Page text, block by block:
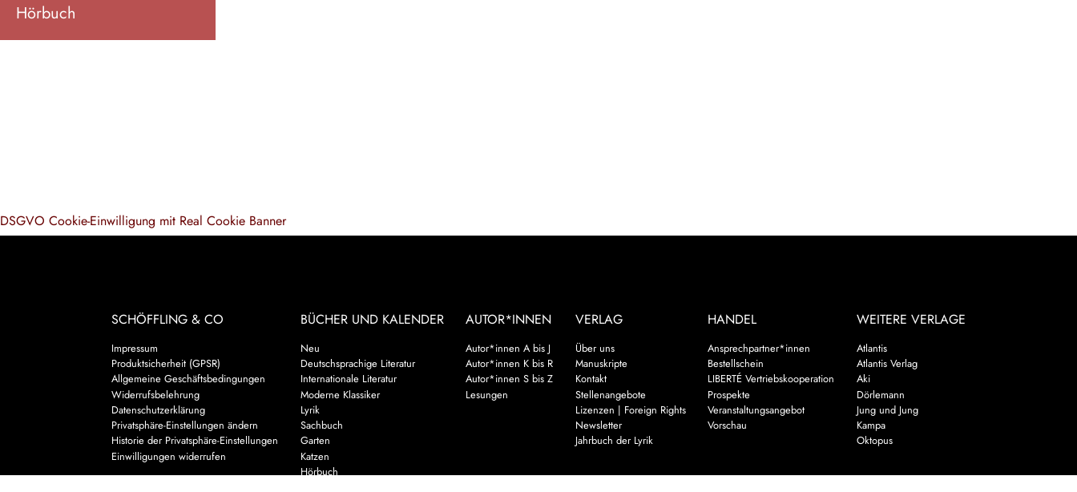
Hörbuch
SCHÖFFLING & CO
Impressum
Produktsicherheit (GPSR)
Allgemeine Geschäftsbedingungen
Widerrufsbelehrung
Datenschutzerklärung
Privatsphäre-Einstellungen ändern
Historie der Privatsphäre-Einstellungen
Einwilligungen widerrufen
BÜCHER UND KALENDER
Neu
Deutschsprachige Literatur
Internationale Literatur
Moderne Klassiker
Lyrik
Sachbuch
Garten
Katzen
Hörbuch
AUTOR*INNEN
Autor*innen A bis J
Autor*innen K bis R
Autor*innen S bis Z
Lesungen
VERLAG
Über uns
Manuskripte
Kontakt
Stellenangebote
Lizenzen | Foreign Rights
Newsletter
Jahrbuch der Lyrik
HANDEL
Ansprechpartner*innen
Bestellschein
LIBERTÉ Vertriebskooperation
Prospekte
Veranstaltungsangebot
Vorschau
WEITERE VERLAGE
Atlantis
Atlantis Verlag
Aki
Dörlemann
Jung und Jung
Kampa
Oktopus
DSGVO Cookie-Einwilligung mit Real Cookie Banner